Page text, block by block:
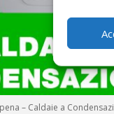
– Caldaie a